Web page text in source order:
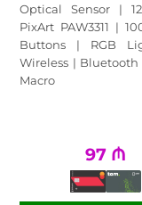
Optical Sensor |
PixArt PAW3311 |
Buttons | RGB
Wireless | Bluetooth
Macro
97 ₼